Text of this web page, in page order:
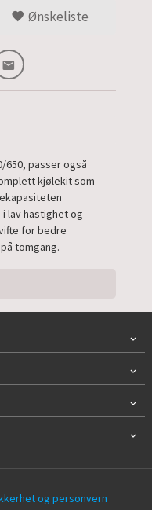
Ønskeliste
650, passer også
kjølekit som
lav hastighet og
for bedre
tomgang.
og personvern